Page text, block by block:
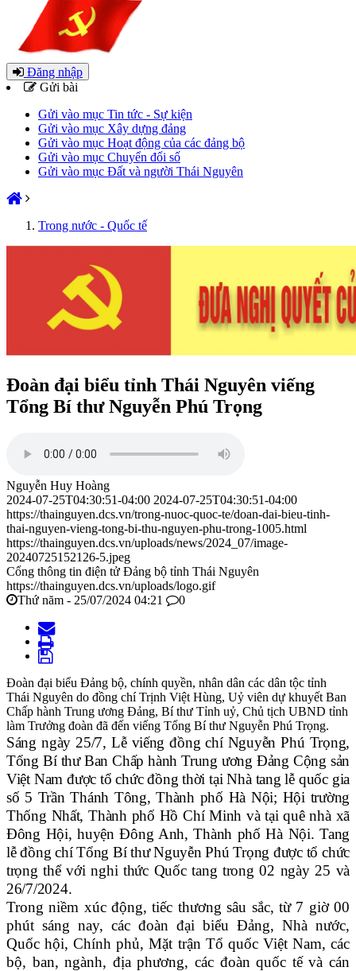
Đăng nhập
Gửi bài
Gửi vào mục Tin tức - Sự kiện
Gửi vào mục Xây dựng đảng
Gửi vào mục Hoạt động của các đảng bộ
Gửi vào mục Chuyển đổi số
Gửi vào mục Đất và người Thái Nguyên
Trong nước - Quốc tế
Đoàn đại biểu tỉnh Thái Nguyên viếng
Tổng Bí thư Nguyễn Phú Trọng
Nguyễn Huy Hoàng
2024-07-25T04:30:51-04:00 2024-07-25T04:30:51-04:00
https://thainguyen.dcs.vn/trong-nuoc-quoc-te/doan-dai-bieu-tinh-
thai-nguyen-vieng-tong-bi-thu-nguyen-phu-trong-1005.html
https://thainguyen.dcs.vn/uploads/news/2024_07/image-
20240725152126-5.jpeg
Cổng thông tin điện tử Đảng bộ tỉnh Thái Nguyên
https://thainguyen.dcs.vn/uploads/logo.gif
Thứ năm - 25/07/2024 04:21
0
Đoàn đại biểu Đảng bộ, chính quyền, nhân dân các dân tộc tỉnh
Thái Nguyên do đồng chí Trịnh Việt Hùng, Uỷ viên dự khuyết Ban
Chấp hành Trung ương Đảng, Bí thư Tỉnh uỷ, Chủ tịch UBND tỉnh
làm Trưởng đoàn đã đến viếng Tổng Bí thư Nguyễn Phú Trọng.
Sáng ngày 25/7, Lễ viếng đồng chí Nguyễn Phú Trọng,
Tổng Bí thư Ban Chấp hành Trung ương Đảng Cộng sản
Việt Nam được tổ chức đồng thời tại Nhà tang lễ quốc gia
số 5 Trần Thánh Tông, Thành phố Hà Nội; Hội trường
Thống Nhất, Thành phố Hồ Chí Minh và tại quê nhà xã
Đông Hội, huyện Đông Anh, Thành phố Hà Nội. Tang
lễ đồng chí Tổng Bí thư Nguyễn Phú Trọng được tổ chức
trọng thể với nghi thức Quốc tang trong 02 ngày 25 và
26/7/2024.
Trong niềm xúc động, tiếc thương sâu sắc, từ 7 giờ 00
phút sáng nay, các đoàn đại biểu Đảng, Nhà nước,
Quốc hội, Chính phủ, Mặt trận Tổ quốc Việt Nam, các
bộ, ban, ngành, địa phương, các đoàn quốc tế và cán